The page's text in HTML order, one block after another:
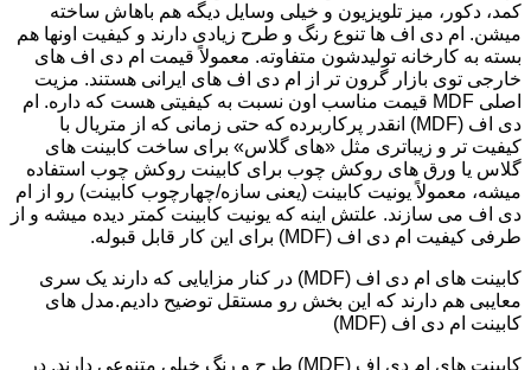
کمد، دکور، میز تلویزیون و خیلی وسایل دیگه هم باهاش ساخته
میشن. ام دی اف ها تنوع رنگ و طرح زیادی دارند و کیفیت اونها هم
بسته به کارخانه تولیدشون متفاوته. معمولاً قیمت ام دی اف های
خارجی توی بازار گرون تر از ام دی اف های ایرانی هستند. مزیت
اصلی MDF قیمت مناسب اون نسبت به کیفیتی هست که داره. ام
دی اف (MDF) انقدر پرکاربرده که حتی زمانی که از متریال با
کیفیت تر و زیباتری مثل «های گلاس» برای ساخت کابینت های
گلاس یا ورق های روکش چوب برای کابینت روکش چوب استفاده
میشه، معمولاً یونیت کابینت (یعنی سازه/چهارچوب کابینت) رو از ام
دی اف می سازند. علتش اینه که یونیت کابینت کمتر دیده میشه و از
طرفی کیفیت ام دی اف (MDF) برای این کار قابل قبوله.
کابینت های ام دی اف (MDF) در کنار مزایایی که دارند یک سری
معایبی هم دارند که این بخش رو مستقل توضیح دادیم.مدل های
کابینت ام دی اف (MDF)
کابینت های ام دی اف (MDF) طرح و رنگ خیلی متنوعی دارند. در